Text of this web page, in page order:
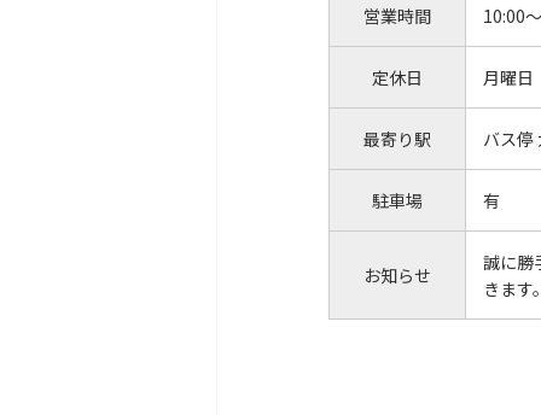
営業時間 10:00
定休日 月曜日
最寄り駅 バス停
駐車場 有
お知らせ
誠に勝
きま